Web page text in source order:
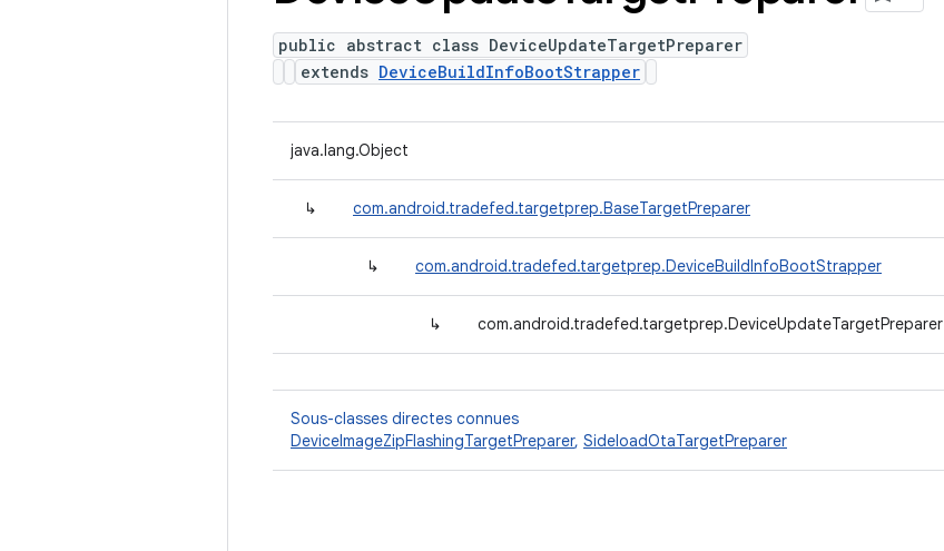
public abstract class DeviceUpdateTargetPreparer
extends DeviceBuildInfoBootStrapper
java.lang.Object
↳ com.android.tradefed.targetprep.BaseTargetPreparer
↳ com.android.tradefed.targetprep.DeviceBuildInfoBootStrapper
↳ com.android.tradefed.targetprep.DeviceUpdateTargetPreparer
Sous-classes directes connues
DeviceImageZipFlashingTargetPreparer, SideloadOtaTargetPreparer